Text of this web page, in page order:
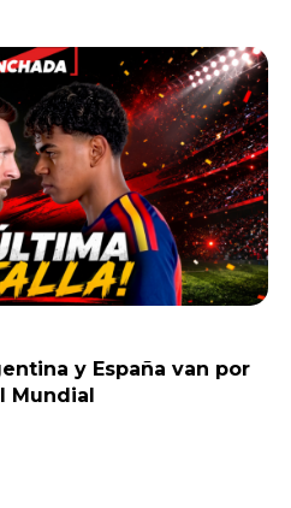
y España van por
Mundial